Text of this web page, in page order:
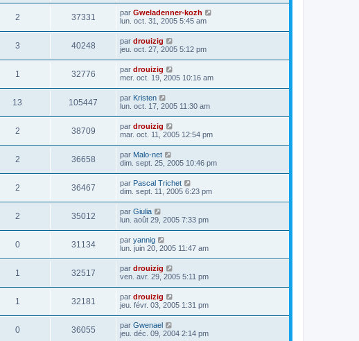
2 37331 par Gweladenner-kozh
lun. oct. 31, 2005 5:45 am
3 40248 par drouizig
jeu. oct. 27, 2005 5:12 pm
1 32776 par drouizig
mer. oct. 19, 2005 10:16 am
13 105447 par Kristen
lun. oct. 17, 2005 11:30 am
2 38709 par drouizig
mar. oct. 11, 2005 12:54 pm
2 36658 par Malo-net
dim. sept. 25, 2005 10:46 pm
2 36467 par Pascal Trichet
dim. sept. 11, 2005 6:23 pm
2 35012 par Giulia
lun. août 29, 2005 7:33 pm
0 31134 par yannig
lun. juin 20, 2005 11:47 am
1 32517 par drouizig
ven. avr. 29, 2005 5:11 pm
1 32181 par drouizig
jeu. févr. 03, 2005 1:31 pm
0 36055 par Gwenael
jeu. déc. 09, 2004 2:14 pm